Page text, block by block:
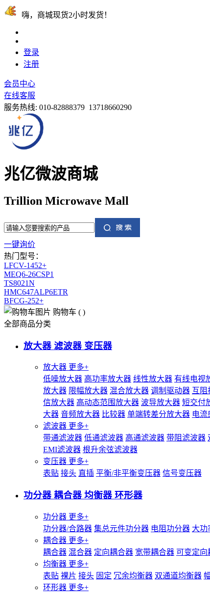
嗨，商城现货2小时发货！
登录
注册
会员中心
在线客服
服务热线: 010-82888379 13718660290
兆亿微波商城
Trillion Microwave Mall
一键询价
热门型号：
LFCV-1452+
MEQ6-26CSP1
TS8021N
HMC647ALP6ETR
BFCG-252+
购物车 ( )
全部商品分类
放大器 滤波器 变压器
放大器 更多+
低噪放大器 高功率放大器 线性放大器 有线电视
放大器 限幅放大器 混合放大器 调制驱动器 互阻
信放大器 高动态范围放大器 波导放大器 短交付
大器 音频放大器 比较器 单端转差分放大器 电流
滤波器 更多+
带通滤波器 低通滤波器 高通滤波器 带阻滤波器
EMI滤波器 根升余弦滤波器
变压器 更多+
表贴 接头 直插 平衡/非平衡变压器 信号变压器
功分器 耦合器 均衡器 环形器
功分器 更多+
功分器/合路器 集总元件功分器 电阻功分器 大功
耦合器 更多+
耦合器 混合器 定向耦合器 宽带耦合器 可变定向
均衡器 更多+
表贴 裸片 接头 固定 冗余均衡器 双通道均衡器
环形器 更多+